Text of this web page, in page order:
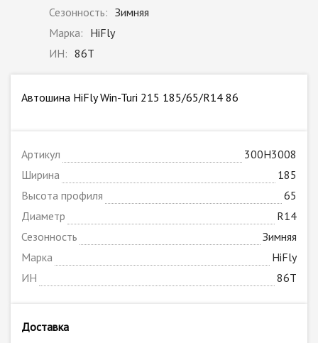
Сезонность: Зимняя
Марка: HiFly
ИН: 86T
Автошина HiFly Win-Turi 215 185/65/R14 86
Артикул
300H3008
Ширина
185
Высота профиля
65
Диаметр
R14
Сезонность
Зимняя
Марка
HiFly
ИН
86T
Доставка